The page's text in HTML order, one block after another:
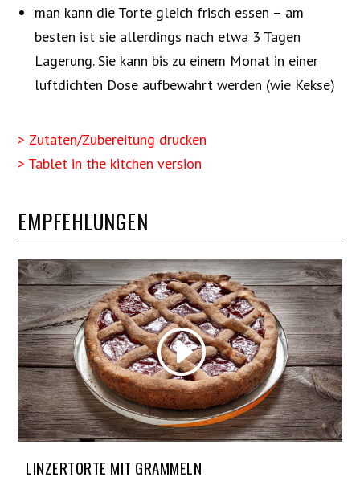
man kann die Torte gleich frisch essen – am
besten ist sie allerdings nach etwa 3 Tagen
Lagerung. Sie kann bis zu einem Monat in einer
luftdichten Dose aufbewahrt werden (wie Kekse)
> Zutaten/Zubereitung drucken
> Tablet in the kitchen version
EMPFEHLUNGEN
LINZERTORTE MIT GRAMMELN